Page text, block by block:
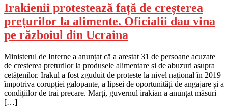
Irakienii protestează față de creșterea
prețurilor la alimente. Oficialii dau vina
pe războiul din Ucraina
Ministerul de Interne a anunțat că a arestat 31 de persoane acuzate
de creșterea prețurilor la produsele alimentare și de abuzuri asupra
cetățenilor. Irakul a fost zguduit de proteste la nivel național în 2019
împotriva corupției galopante, a lipsei de oportunități de angajare și a
condițiilor de trai precare. Marți, guvernul irakian a anunțat măsuri
[…]